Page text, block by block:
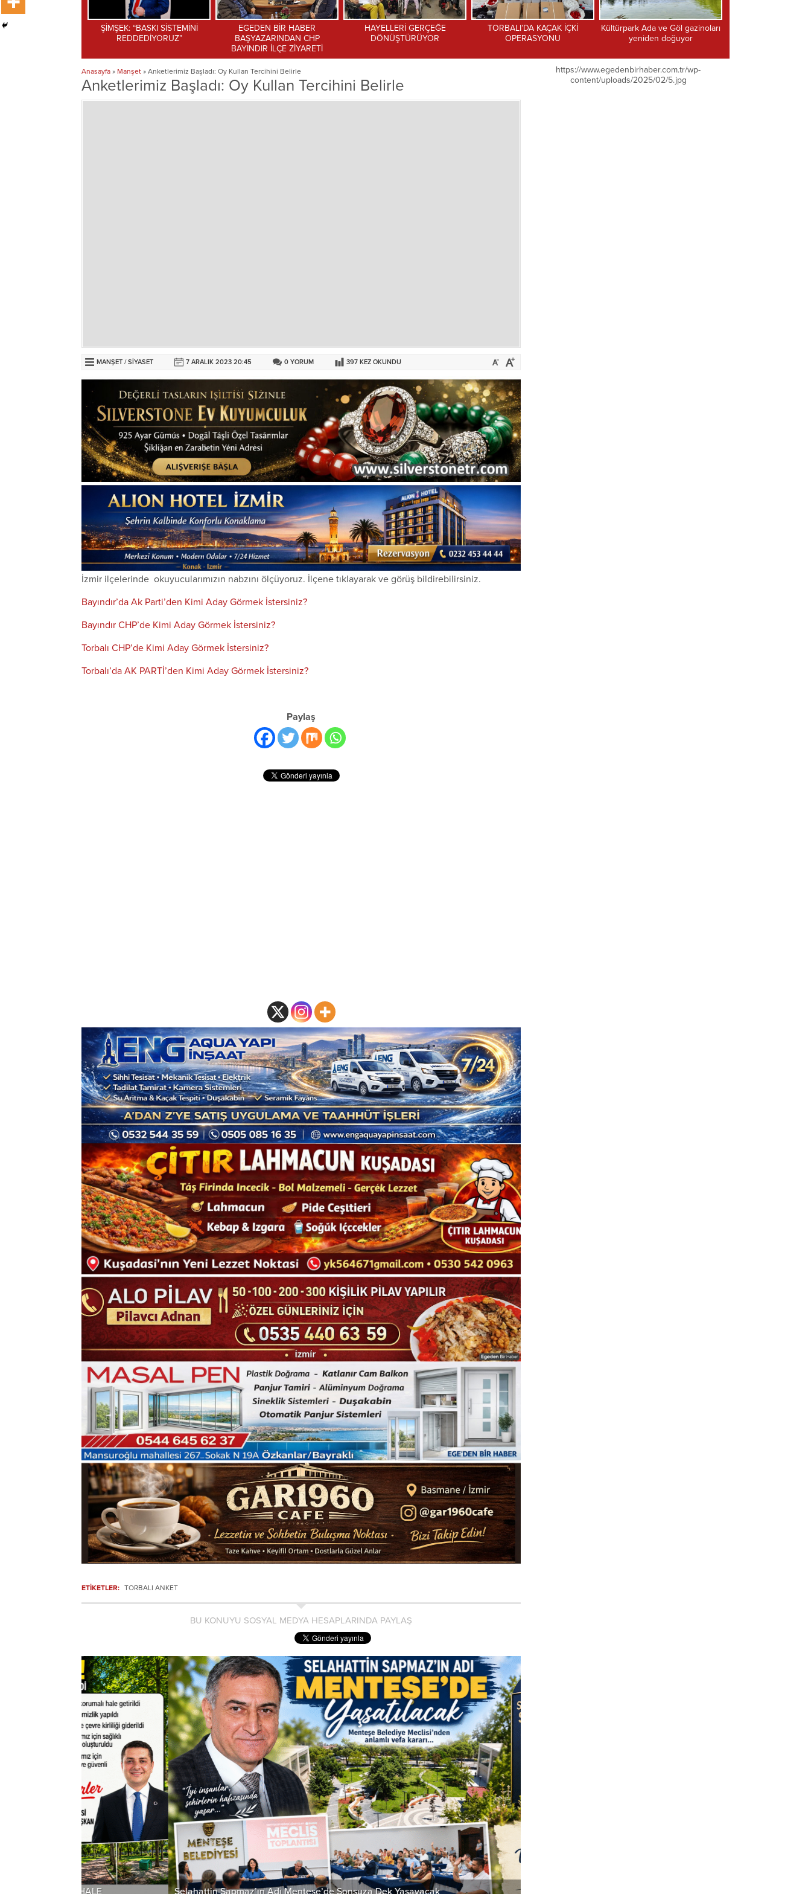
“BASKI SİSTEMİNİ
EGEDEN BİR HABER
BAŞYAZARINDAN CHP
HAYELLERİ GERÇEĞE
DÖNÜŞTÜRÜYOR
TORBALI’DA KAÇAK İÇKİ
OPERASYONU
Kültürpark Ada ve Göl gazinoları
yeniden doğuyor
TÜRGÖK Barış Manço Şarkıları
konseri düzenledi
Anasayfa » Manşet » Anketlerimiz Başladı: Oy Kullan Tercihini Belirle
Anketlerimiz Başladı: Oy Kullan Tercihini Belirle
MANŞET /SİYASET 7 ARALIK 2023 20:45 0 YORUM 397 KEZ OKUNDU
İzmir ilçelerinde okuyucularımızın nabzını ölçüyoruz. İlçene tıklayarak ve görüş bildirebilirsiniz.
Bayındır’da Ak Parti’den Kimi Aday Görmek İstersiniz?
Bayındır CHP’de Kimi Aday Görmek İstersiniz?
Torbalı CHP’de Kimi Aday Görmek İstersiniz?
Torbalı’da AK PARTİ’den Kimi Aday Görmek İstersiniz?
Paylaş
ETİKETLER: TORBALI ANKET
BU KONUYU SOSYAL MEDYA HESAPLARINDA PAYLAŞ
Selahattin Sapmaz’ın Adı Menteşe’de Sonsuza Dek Yaşayacak
https://www.egedenbirhaber.com.tr/wp-
content/uploads/2025/02/5.jpg